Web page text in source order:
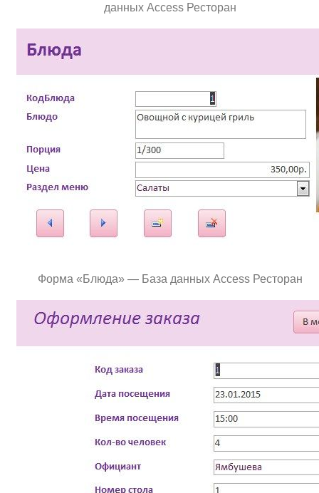
данных Access Ресторан
Форма «Блюда» — База данных Access Ресторан